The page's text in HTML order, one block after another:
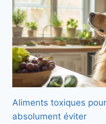
Aliments toxiques
absolument éviter